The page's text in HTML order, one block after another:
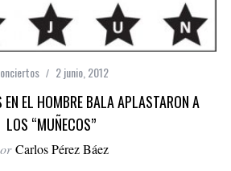
2 junio, 2012
EL HOMBRE BALA APLASTARON A
LOS “MUÑECOS”
Carlos Pérez Báez